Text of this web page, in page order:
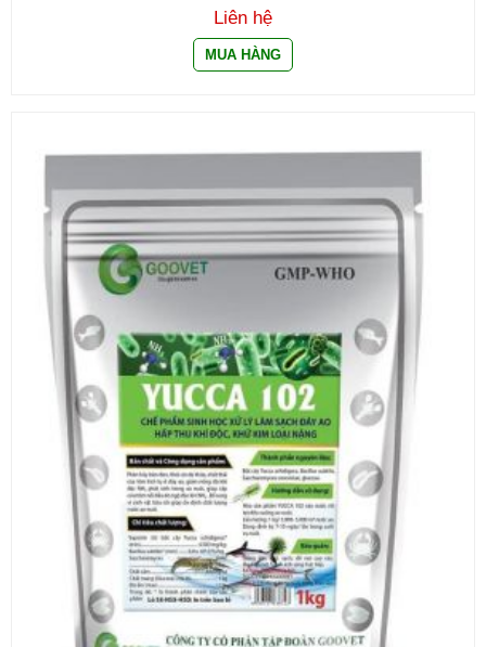
Liên hệ